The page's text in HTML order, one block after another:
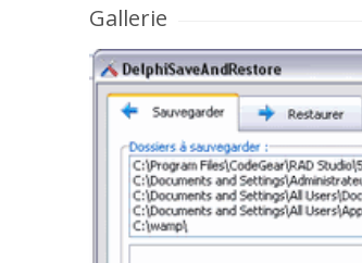
Gallerie